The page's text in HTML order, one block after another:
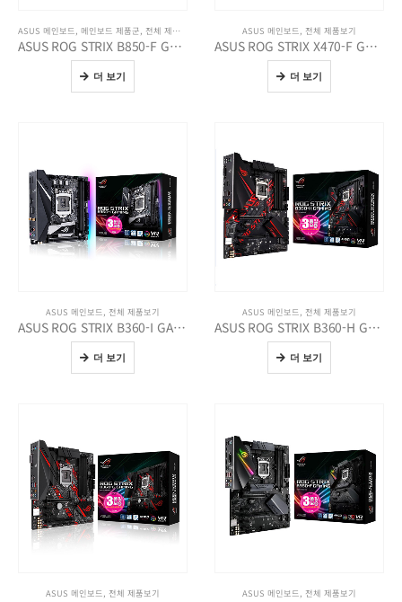
ASUS 메인보드, 메인보드 제품군, 전체 제품보기
ASUS ROG STRIX B850-F GAMING WIFI7 NEO
더 보기
ASUS 메인보드, 전체 제품보기
ASUS ROG STRIX X470-F GAMING STCOM
더 보기
ASUS 메인보드, 전체 제품보기
ASUS ROG STRIX B360-I GAMING STCOM
더 보기
ASUS 메인보드, 전체 제품보기
ASUS ROG STRIX B360-H GAMING STCOM
더 보기
ASUS 메인보드, 전체 제품보기 ASUS 메인보드, 전체 제품보기